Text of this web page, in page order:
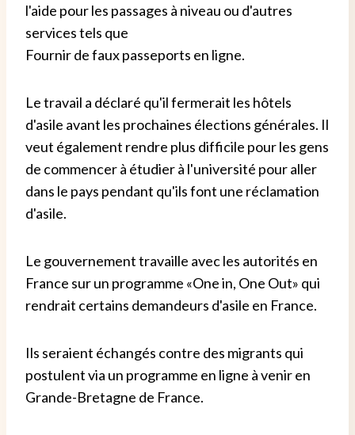
l'aide pour les passages à niveau ou d'autres
services tels que
Fournir de faux passeports en ligne.
Le travail a déclaré qu'il fermerait les hôtels
d'asile avant les prochaines élections générales. Il
veut également rendre plus difficile pour les gens
de commencer à étudier à l'université pour aller
dans le pays pendant qu'ils font une réclamation
d'asile.
Le gouvernement travaille avec les autorités en
France sur un programme «One in, One Out» qui
rendrait certains demandeurs d'asile en France.
Ils seraient échangés contre des migrants qui
postulent via un programme en ligne à venir en
Grande-Bretagne de France.